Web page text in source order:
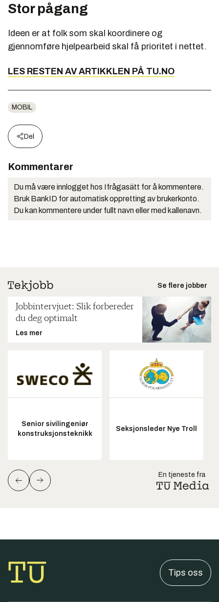
Stor pågang
Ideen er at folk som skal koordinere og
gjennomføre hjelpearbeid skal få prioritet i nettet.
LES RESTEN AV ARTIKKLEN PÅ TU.NO
MOBIL
Del
Kommentarer
Du må være innlogget hos Ifrågasätt for å kommentere.
Bruk BankID for automatisk oppretting av brukerkonto.
Du kan kommentere under fullt navn eller med kallenavn.
Se flere jobber
Jobbintervjuet: Slik forbereder
du deg optimalt
Les mer
Senior sivilingeniør
konstruksjonsteknikk
Seksjonsleder Nye Troll
En tjeneste fra
Tips oss